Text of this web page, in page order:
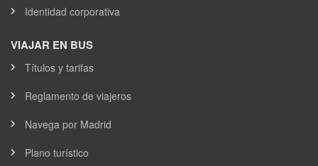
Identidad corporativa
VIAJAR EN BUS
Títulos y tarifas
Reglamento de viajeros
Navega por Madrid
Plano turístico